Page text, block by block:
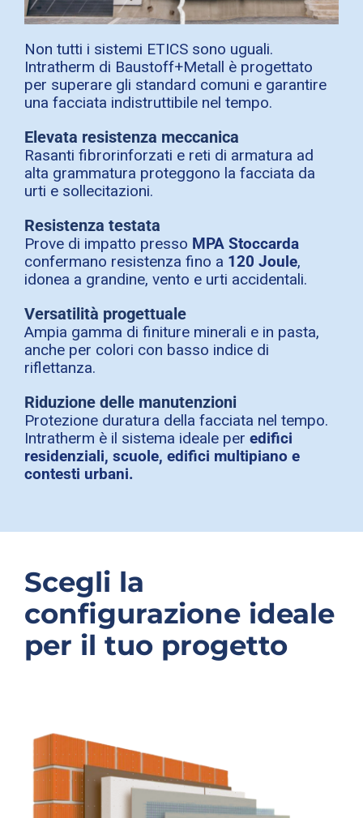
Non tutti i sistemi ETICS sono uguali.
Intratherm di Baustoff+Metall è progettato
per superare gli standard comuni e garantire
una facciata indistruttibile nel tempo.
Elevata resistenza meccanica
Rasanti fibrorinforzati e reti di armatura ad
alta grammatura proteggono la facciata da
urti e sollecitazioni.
Resistenza testata
Prove di impatto presso MPA Stoccarda
confermano resistenza fino a 120 Joule,
idonea a grandine, vento e urti accidentali.
Versatilità progettuale
Ampia gamma di finiture minerali e in pasta,
anche per colori con basso indice di
riflettanza.
Riduzione delle manutenzioni
Protezione duratura della facciata nel tempo.
Intratherm è il sistema ideale per edifici
residenziali, scuole, edifici multipiano e
contesti urbani.
Scegli la
configurazione ideale
per il tuo progetto